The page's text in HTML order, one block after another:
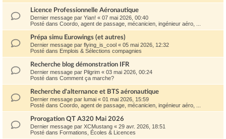
Licence Professionnelle Aéronautique
Dernier message par Yian! « 07 mai 2026, 00:40
Posté dans Coordo, agent de passage, mécanicien, ingénieur aéro, ...
Prépa simu Eurowings (et autres)
Dernier message par flying_is_cool « 05 mai 2026, 12:32
Posté dans Emplois & Sélections compagnies
Recherche blog démonstration IFR
Dernier message par Pilgrim « 03 mai 2026, 00:24
Posté dans Comment ça marche?
Recherche d'alternance et BTS aéronautique
Dernier message par lumai « 01 mai 2026, 15:59
Posté dans Coordo, agent de passage, mécanicien, ingénieur aéro, ...
Prorogation QT A320 Mai 2026
Dernier message par XCMustang « 29 avr. 2026, 18:51
Posté dans Formations, Écoles & Licences